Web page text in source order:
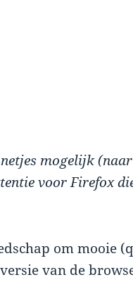
mogelijk
voor Firefox
om mooie
van de